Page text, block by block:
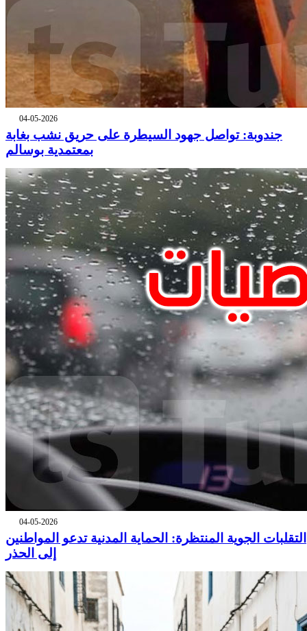
04-05-2026
جندوبة: تواصل جهود السيطرة على حريق نشب بغابة
بمعتمدية بوسالم
04-05-2026
التقلبات الجوية المنتظرة: الحماية المدنية تدعو المواطنين
إلى الحذر